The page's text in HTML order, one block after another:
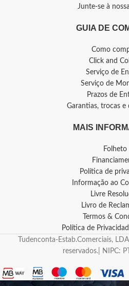
Junte-se à
GUIA DE
Como
Click and
Serviço de
Serviço de
Prazos de
Garantias, trocas e
MAIS
Folheto
Política de
Informação ao
Livre
Livro de
Termos &
Política de
Tudenconta-Estab.Comerciais,
reservados.| NIPC: